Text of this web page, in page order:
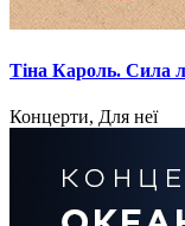
Тіна Кароль. Сила
Концерти, Для неї